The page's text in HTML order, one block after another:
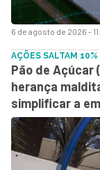
6 de agosto de 2026 -
AÇÕES SALTAM
Pão de Açúcar
herança
simplificar a